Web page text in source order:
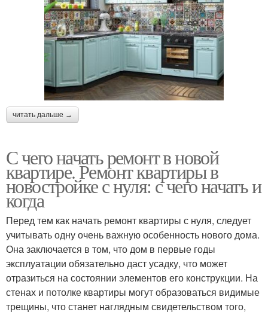
читать дальше →
С чего начать ремонт в новой
квартире. Ремонт квартиры в
новостройке с нуля: с чего начать и
когда
Перед тем как начать ремонт квартиры с нуля, следует
учитывать одну очень важную особенность нового дома.
Она заключается в том, что дом в первые годы
эксплуатации обязательно даст усадку, что может
отразиться на состоянии элементов его конструкции. На
стенах и потолке квартиры могут образоваться видимые
трещины, что станет наглядным свидетельством того,